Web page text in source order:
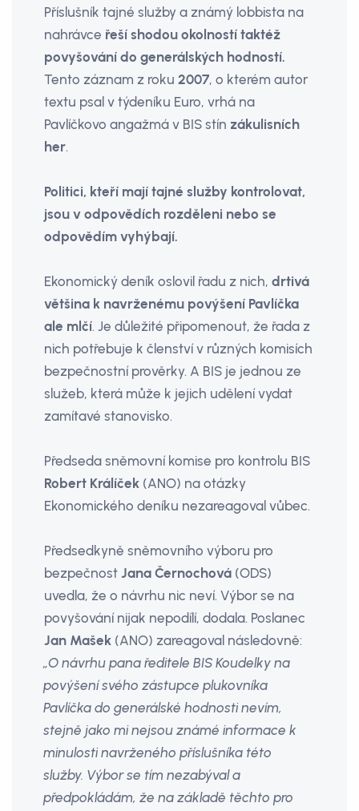
Příslušník tajné služby a známý lobbista na
nahrávce řeší shodou okolností taktéž
povyšování do generálských hodností.
Tento záznam z roku 2007, o kterém autor
textu psal v týdeníku Euro, vrhá na
Pavlíčkovo angažmá v BIS stín zákulisních
her.
Politici, kteří mají tajné služby kontrolovat,
jsou v odpovědích rozděleni nebo se
odpovědím vyhýbají.
Ekonomický deník oslovil řadu z nich, drtivá
většina k navrženému povýšení Pavlíčka
ale mlčí. Je důležité připomenout, že řada z
nich potřebuje k členství v různých komisích
bezpečnostní prověrky. A BIS je jednou ze
služeb, která může k jejich udělení vydat
zamítavé stanovisko.
Předseda sněmovní komise pro kontrolu BIS
Robert Králíček (ANO) na otázky
Ekonomického deníku nezareagoval vůbec.
Předsedkyně sněmovního výboru pro
bezpečnost Jana Černochová (ODS)
uvedla, že o návrhu nic neví. Výbor se na
povyšování nijak nepodílí, dodala. Poslanec
Jan Mašek (ANO) zareagoval následovně:
„O návrhu pana ředitele BIS Koudelky na
povýšení svého zástupce plukovníka
Pavlíčka do generálské hodnosti nevím,
stejně jako mi nejsou známé informace k
minulosti navrženého příslušníka této
služby. Výbor se tím nezabýval a
předpokládám, že na základě těchto pro